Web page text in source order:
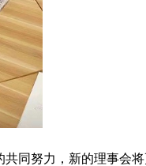
同努力，新的理事会